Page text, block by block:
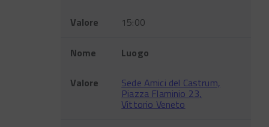
Valore 15:00
Nome Luogo
Valore Sede Amici del Castrum,
Piazza Flaminio 23,
Vittorio Veneto